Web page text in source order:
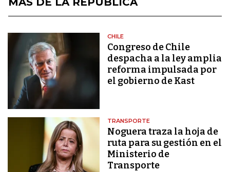
CHILE
Congreso de Chile
despacha a la ley amplia
reforma impulsada por
el gobierno de Kast
TRANSPORTE
Noguera traza la hoja de
ruta para su gestión en el
Ministerio de
Transporte